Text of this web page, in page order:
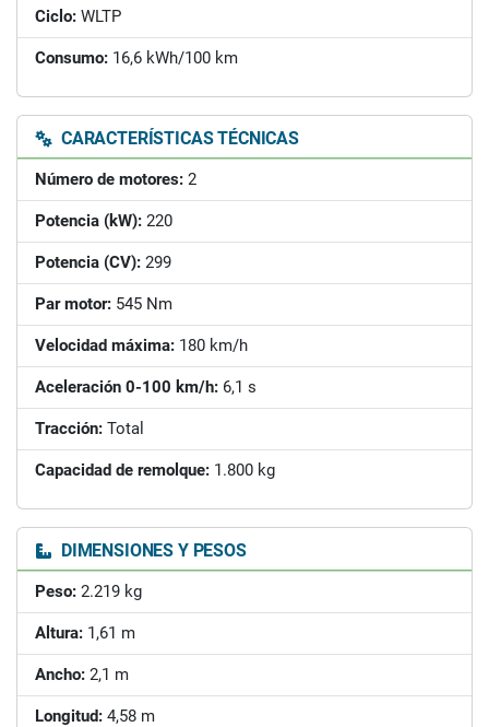
Ciclo: WLTP
Consumo: 16,6 kWh/100 km
CARACTERÍSTICAS TÉCNICAS
Número de motores: 2
Potencia (kW): 220
Potencia (CV): 299
Par motor: 545 Nm
Velocidad máxima: 180 km/h
Aceleración 0-100 km/h: 6,1 s
Tracción: Total
Capacidad de remolque: 1.800 kg
DIMENSIONES Y PESOS
Peso: 2.219 kg
Altura: 1,61 m
Ancho: 2,1 m
Longitud: 4,58 m